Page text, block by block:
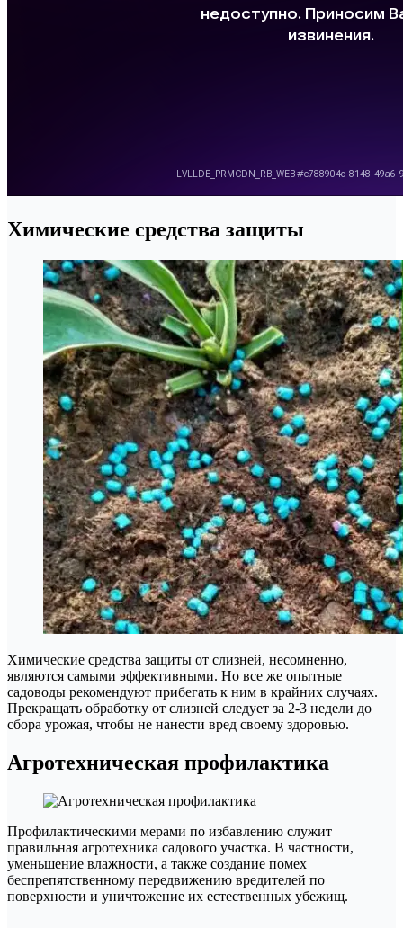
Химические средства защиты
Химические средства защиты от слизней, несомненно,
являются самыми эффективными. Но все же опытные
садоводы рекомендуют прибегать к ним в крайних случаях.
Прекращать обработку от слизней следует за 2-3 недели до
сбора урожая, чтобы не нанести вред своему здоровью.
Агротехническая профилактика
Профилактическими мерами по избавлению служит
правильная агротехника садового участка. В частности,
уменьшение влажности, а также создание помех
беспрепятственному передвижению вредителей по
поверхности и уничтожение их естественных убежищ.